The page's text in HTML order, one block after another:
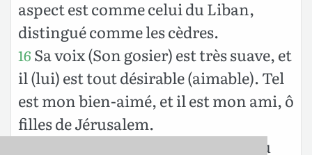
aspect est comme celui du Liban,
distingué comme les cèdres.
16 Sa voix (Son gosier) est très suave, et
il (lui) est tout désirable (aimable). Tel
est mon bien-aimé, et il est mon ami, ô
filles de Jérusalem.
LES FILLES DE JERUSALEM. Où